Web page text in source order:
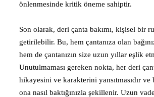
önlenmesinde kritik öneme sahiptir.
Son olarak, deri çanta bakımı, kişisel bir
getirilebilir. Bu, hem çantanıza olan
hem de çantanızın size uzun yıllar eşlik
Unutulmaması gereken nokta, her deri
hikayesini ve karakterini yansıtmasıdır
ona nasıl baktığınızla şekillenir. Uzun